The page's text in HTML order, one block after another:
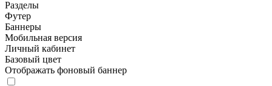
Разделы
Футер
Баннеры
Мобильная версия
Личный кабинет
Базовый цвет
Отображать фоновый баннер